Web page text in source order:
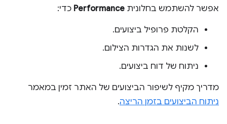
אפשר להשתמש בחלונית Performance כדי:
הקלטת פרופיל ביצועים.
לשנות את הגדרות הצילום.
ניתוח של דוח ביצועים.
מדריך מקיף לשיפור הביצועים של האתר זמין במאמר
ניתוח הביצועים בזמן הריצה.